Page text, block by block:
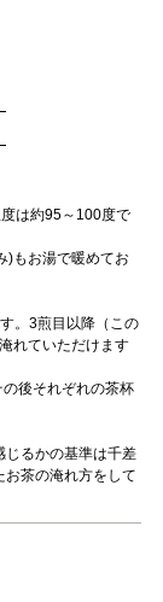
は約95～100度で
)もお湯で暖めてお
。3煎目以降（この
れていただけます
後それぞれの茶杯
じるかの基準は千差
茶の淹れ方をして